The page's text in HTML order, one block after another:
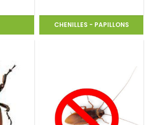
CHENILLES - PAPILLONS